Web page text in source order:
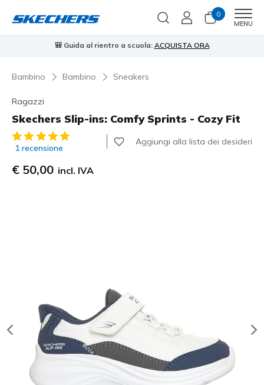
0
MENU
🎒 Guida al rientro a scuola: ACQUISTA ORA
Bambino Bambino Sneakers
Ragazzi
Skechers Slip-ins: Comfy Sprints - Cozy Fit
Valutazione cliente 3,4 su 5
1 recensione
Aggiungi alla lista dei desideri
€ 50,00 incl. IVA